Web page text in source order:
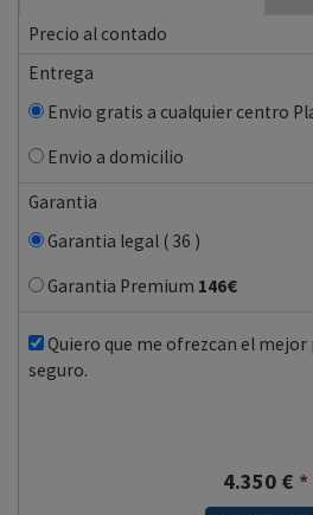
Precio al contado
Entrega
Envio gratis a cualquier centro
Envio a domicilio
Garantia
Garantia legal ( 36 )
Garantia Premium 146€
Quiero que me ofrezcan el
seguro.
4.350 € *